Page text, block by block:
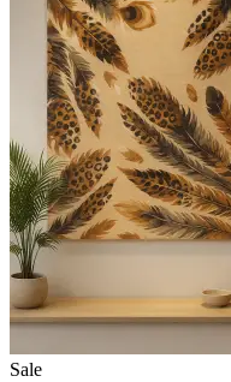
Sale